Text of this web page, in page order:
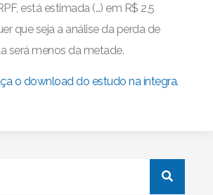
está estimada (…) em R$ 2,5
que seja a análise da perda de
será menos da metade.
o download do estudo na íntegra.